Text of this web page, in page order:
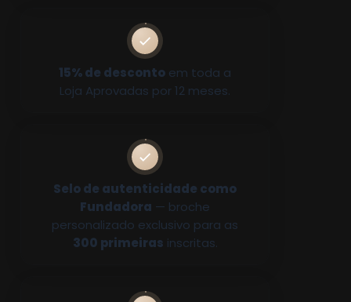
15% de desconto em toda a
Loja Aprovadas por 12 meses.
Selo de autenticidade como
Fundadora — broche
personalizado exclusivo para as
300 primeiras inscritas.